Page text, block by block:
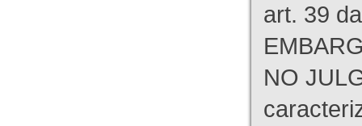
art. 39
NO